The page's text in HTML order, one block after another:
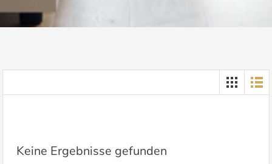
Keine Ergebnisse gefunden